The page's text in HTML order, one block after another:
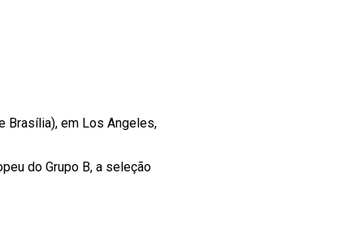
Brasília), em Los Angeles,
do Grupo B, a seleção